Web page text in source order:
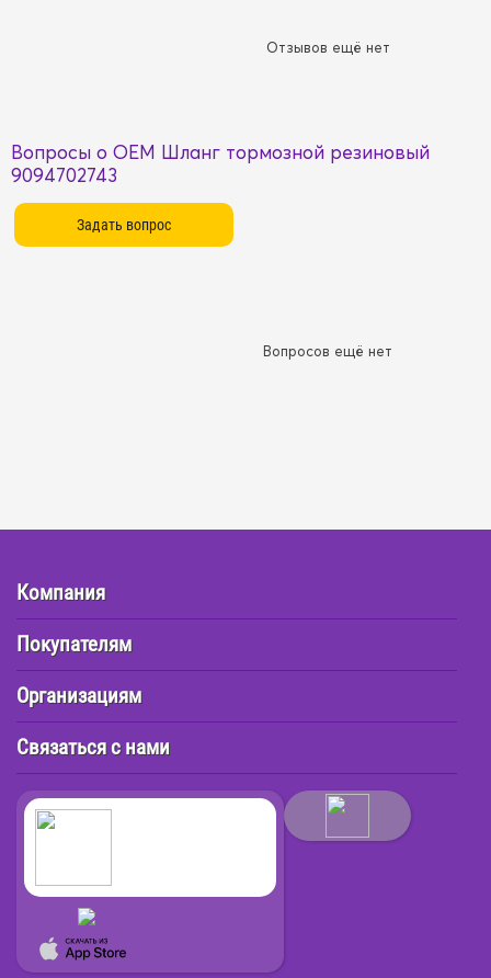
Отзывов ещё нет
Вопросы о OEM Шланг тормозной резиновый
9094702743
Вопросов ещё нет
Компания
Покупателям
Организациям
Связаться с нами